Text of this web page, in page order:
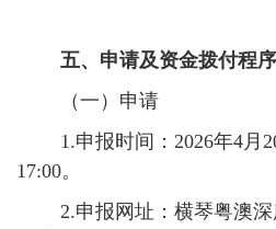
五、申请及资金拨付程序
（一）申请
1.申报时间：2026年4月20
17:00。
2.申报网址：横琴粤澳深